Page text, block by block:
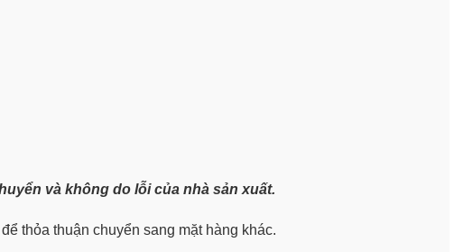
và không do lỗi của nhà sản xuất.
thỏa thuận chuyển sang mặt hàng khác.